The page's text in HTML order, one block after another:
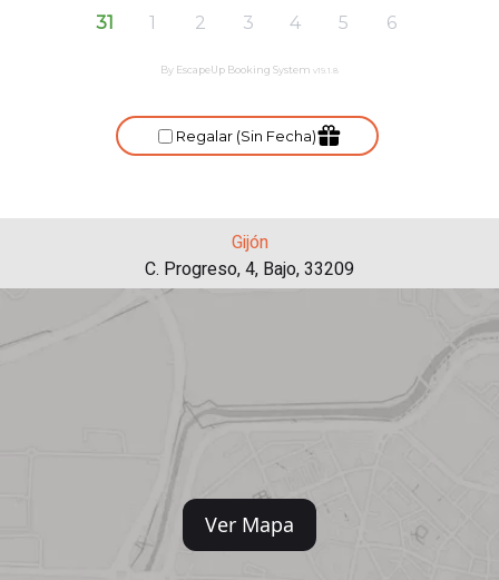
Gijón
C. Progreso, 4, Bajo, 33209
Ver Mapa